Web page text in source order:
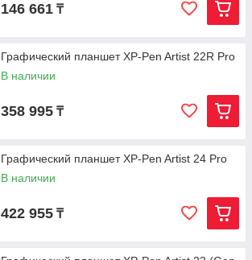
146 661 ₸
Графический планшет XP-Pen Artist 22R Pro
В наличии
358 995 ₸
Графический планшет XP-Pen Artist 24 Pro
В наличии
422 955 ₸